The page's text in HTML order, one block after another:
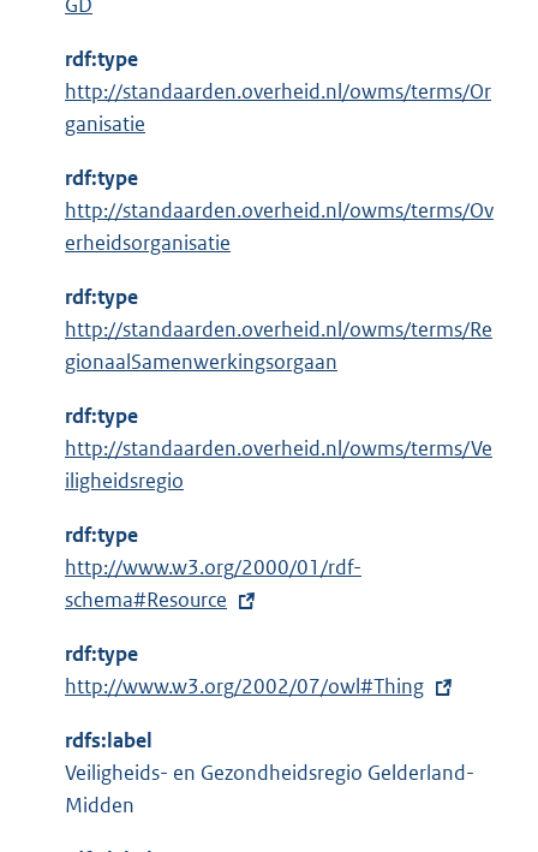
n
k
:
rdf:type
http://standaarden.overheid.nl/owms/terms/Or
ganisatie
rdf:type
http://standaarden.overheid.nl/owms/terms/Ov
erheidsorganisatie
rdf:type
http://standaarden.overheid.nl/owms/terms/Re
gionaalSamenwerkingsorgaan
rdf:type
http://standaarden.overheid.nl/owms/terms/Ve
iligheidsregio
rdf:type
E
x
e
r
e
l
http://www.w3.org/2000/01/rdf-
schema#Resource
rdf:type
E
t
e
r
http://www.w3.org/2002/07/owl#Thing
rdfs:label
Veiligheids- en Gezondheidsregio Gelderland-
Midden